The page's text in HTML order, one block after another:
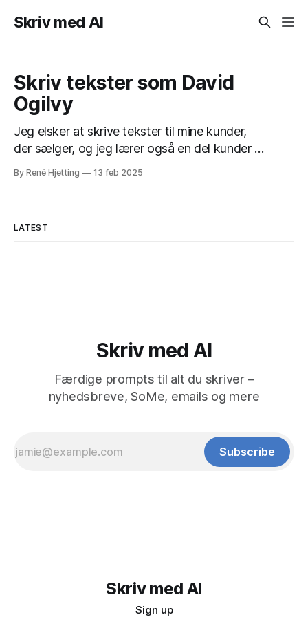
Skriv med AI
Skriv tekster som David
Ogilvy
Jeg elsker at skrive tekster til mine kunder,
der sælger, og jeg lærer også en del kunder at
skrive tekster, der sælger - også kaldet
Copywriting er jo kunsten at skrive
By René Hjetting 13 feb 2025
LATEST
Skriv med AI
Færdige prompts til alt du skriver –
nyhedsbreve, SoMe, emails og mere
Subscribe
Skriv med AI
Sign up